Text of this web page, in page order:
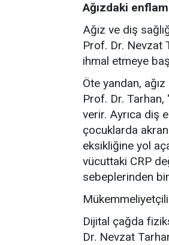
Ağızdaki
Ağız ve diş
Prof. Dr. Nevzat
ihmal etmeye
Öte yandan, ağız
Prof. Dr. Tarhan,
verir. Ayrıca diş
çocuklarda
eksikliğine yol
vücuttaki CRP
sebeplerinden
Dijital çağda
Dr. Nevzat